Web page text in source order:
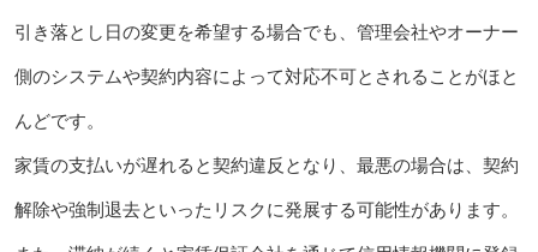
引き落とし日の変更を希望する場合でも、管理会社やオーナー
側のシステムや契約内容によって対応不可とされることがほと
んどです。
家賃の支払いが遅れると契約違反となり、最悪の場合は、契約
解除や強制退去といったリスクに発展する可能性があります。